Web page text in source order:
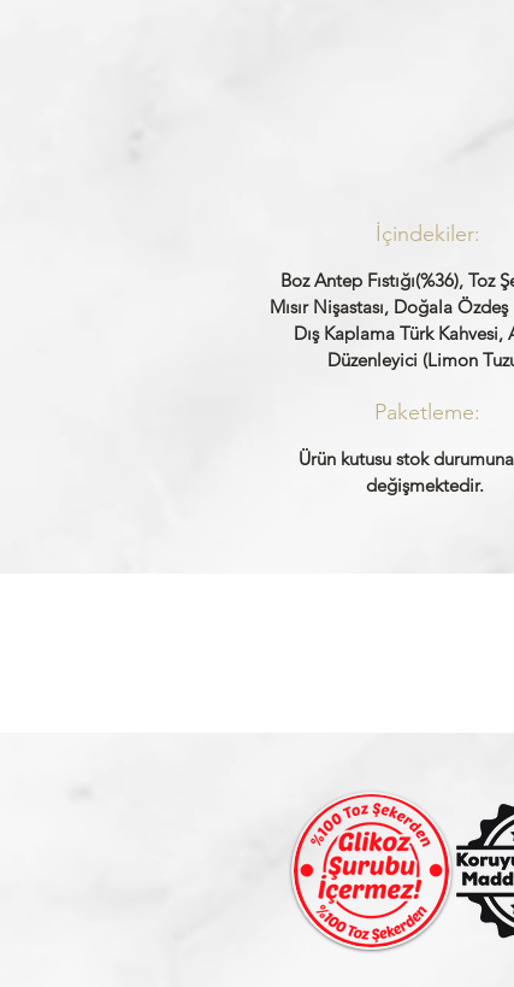
İçindekiler:
Boz Antep Fıstığı(%36), Toz
Mısır Nişastası, Doğala
Dış Kaplama Türk Kahvesi,
Düzenleyici (Limon
Paketleme:
Ürün kutusu stok
değişmektedir.